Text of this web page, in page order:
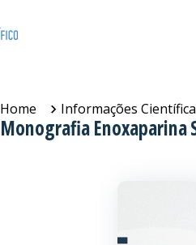
Home Informações
Monografia Enoxaparina